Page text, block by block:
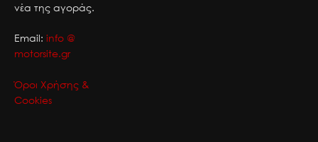
νέα της αγοράς.
Email: info @
motorsite.gr
Όροι Χρήσης &
Cookies